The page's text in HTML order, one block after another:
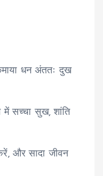
धन अंततः दुख
में सच्चा सुख, शांति
और सादा जीवन